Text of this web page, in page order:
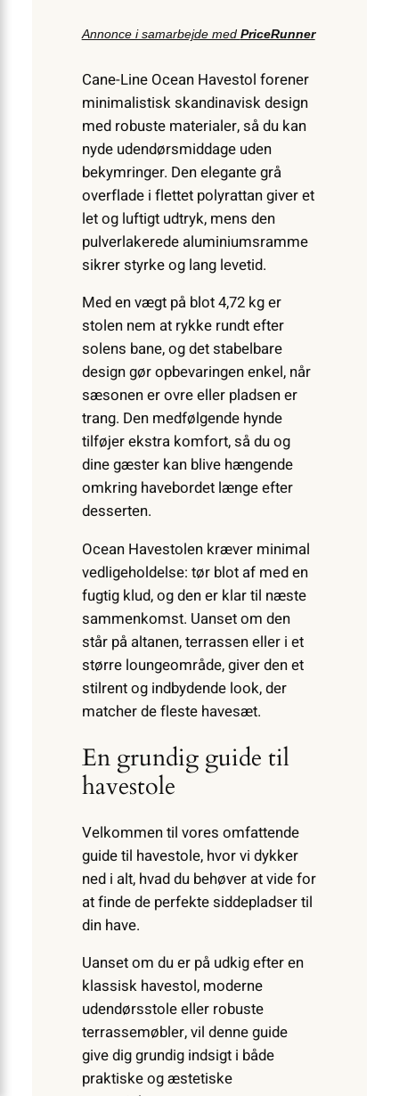
Annonce i samarbejde med PriceRunner
Cane-Line Ocean Havestol forener
minimalistisk skandinavisk design
med robuste materialer, så du kan
nyde udendørsmiddage uden
bekymringer. Den elegante grå
overflade i flettet polyrattan giver et
let og luftigt udtryk, mens den
pulverlakerede aluminiumsramme
sikrer styrke og lang levetid.
Med en vægt på blot 4,72 kg er
stolen nem at rykke rundt efter
solens bane, og det stabelbare
design gør opbevaringen enkel, når
sæsonen er ovre eller pladsen er
trang. Den medfølgende hynde
tilføjer ekstra komfort, så du og
dine gæster kan blive hængende
omkring havebordet længe efter
desserten.
Ocean Havestolen kræver minimal
vedligeholdelse: tør blot af med en
fugtig klud, og den er klar til næste
sammenkomst. Uanset om den
står på altanen, terrassen eller i et
større loungeområde, giver den et
stilrent og indbydende look, der
matcher de fleste havesæt.
En grundig guide til
havestole
Velkommen til vores omfattende
guide til havestole, hvor vi dykker
ned i alt, hvad du behøver at vide for
at finde de perfekte siddepladser til
din have.
Uanset om du er på udkig efter en
klassisk havestol, moderne
udendørsstole eller robuste
terrassemøbler, vil denne guide
give dig grundig indsigt i både
praktiske og æstetiske